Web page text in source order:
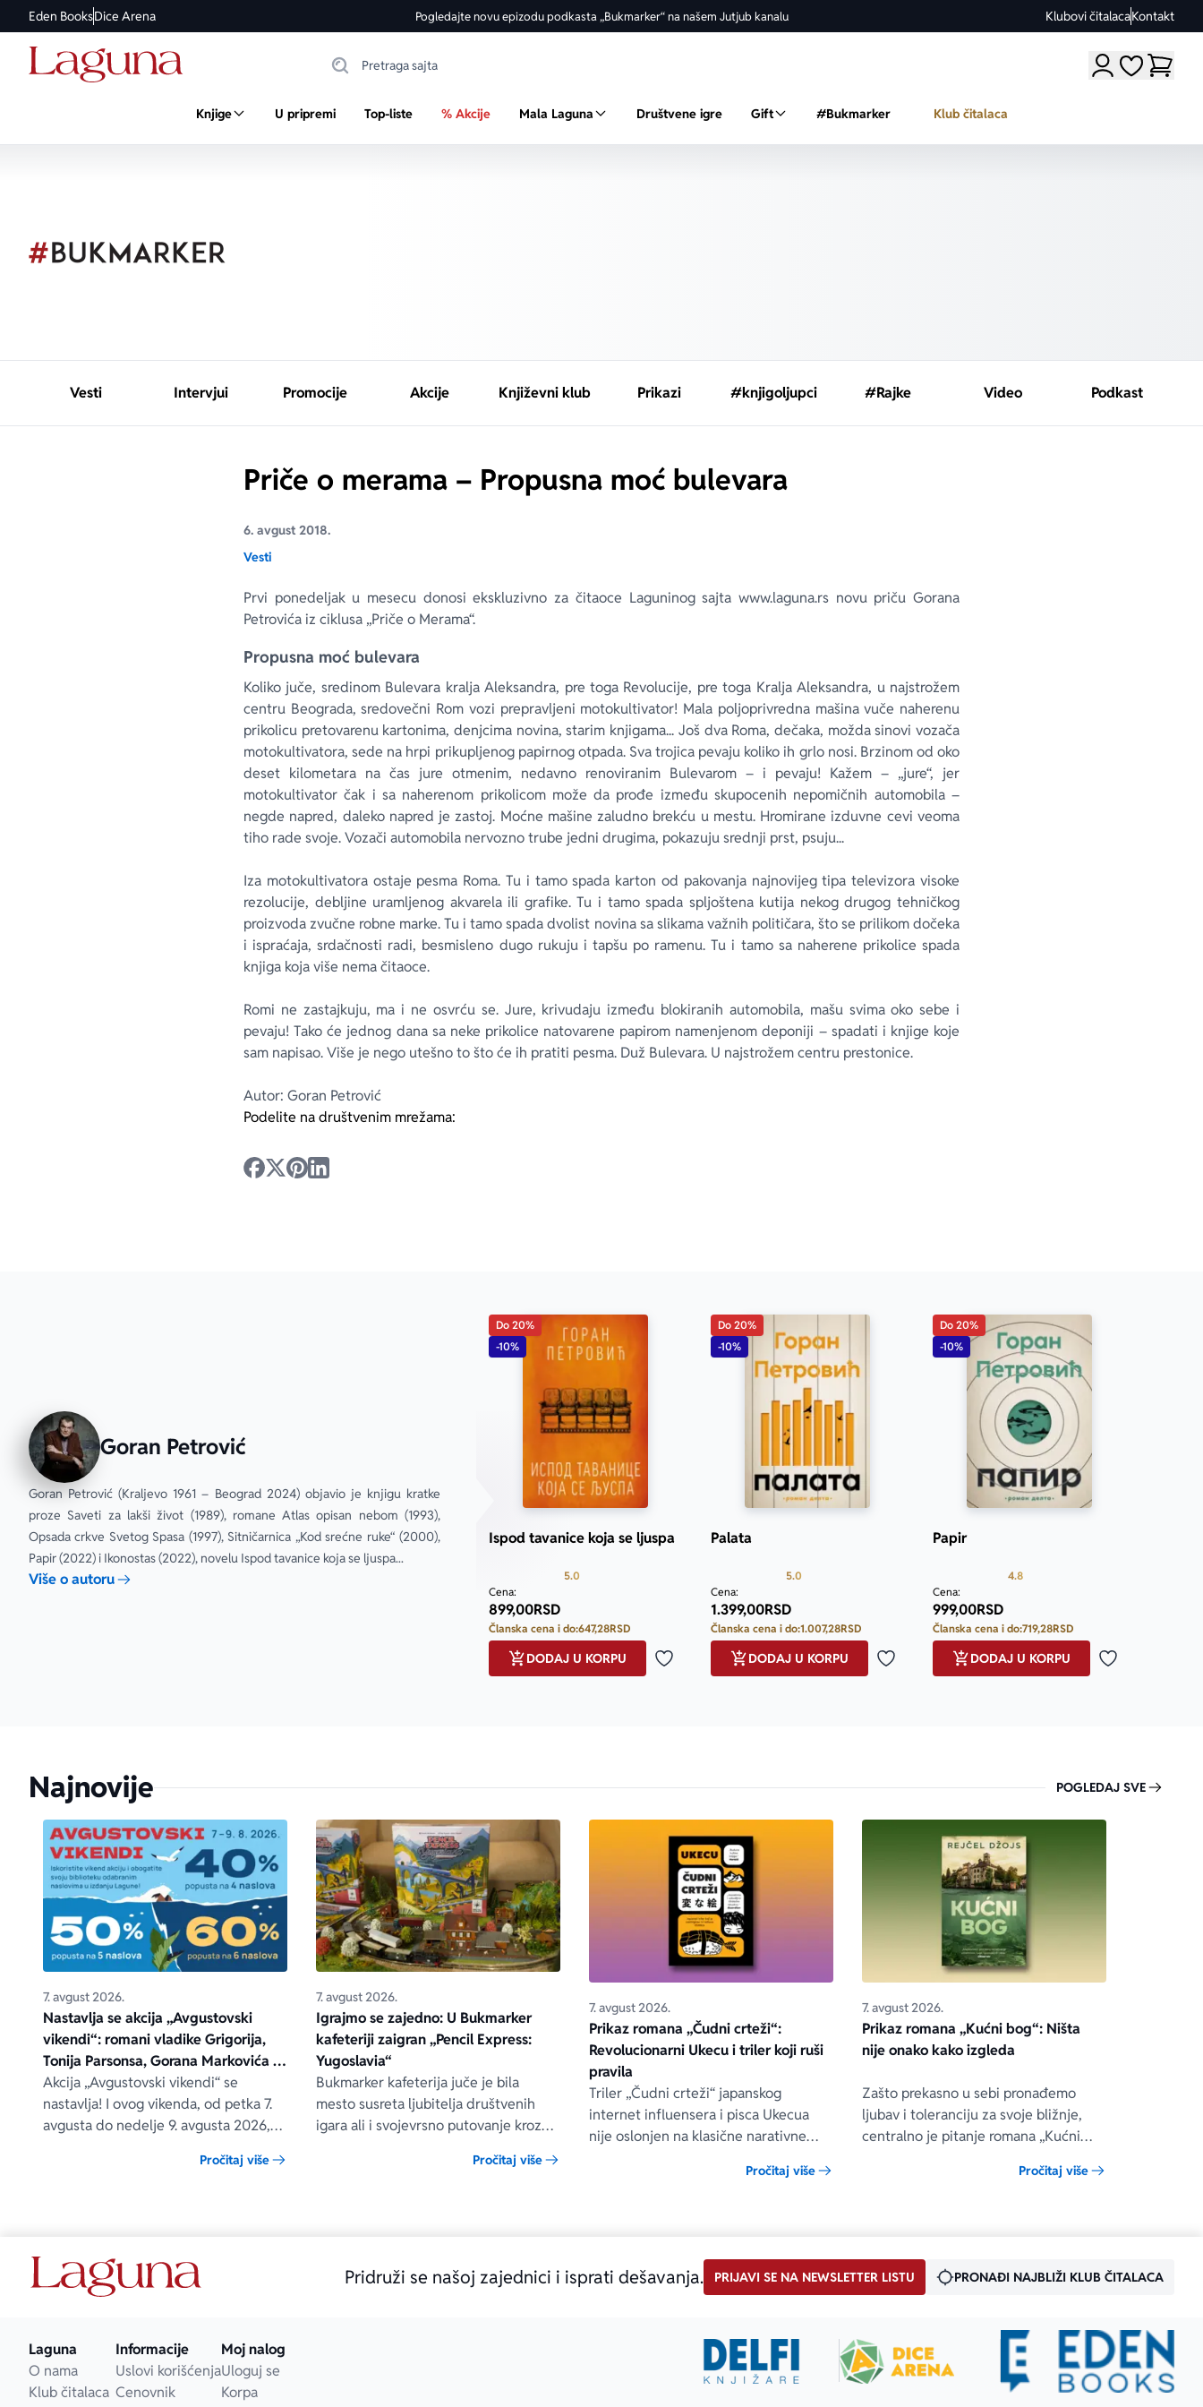
Eden BooksDice Arena Pogledajte novu epizodu podkasta „Bukmarker“ na našem Jutjub kanalu Klubovi čitalacaKontakt
Moji omiljeni
Knjige U pripremi Top-liste % Akcije Mala Laguna Društvene igre Gift #Bukmarker Klub čitalaca
Vesti Intervjui Promocije Akcije Književni klub Prikazi #knjigoljupci #Rajke Video Podkast
Priče o merama – Propusna moć bulevara
6. avgust 2018.
Vesti
Prvi ponedeljak u mesecu donosi ekskluzivno za čitaoce Laguninog sajta www.laguna.rs novu priču Gorana
Petrovića iz ciklusa „Priče o Merama“.
Propusna moć bulevara
Koliko juče, sredinom Bulevara kralja Aleksandra, pre toga Revolucije, pre toga Kralja Aleksandra, u najstrožem
centru Beograda, sredovečni Rom vozi prepravljeni motokultivator! Mala poljoprivredna mašina vuče naherenu
prikolicu pretovarenu kartonima, denjcima novina, starim knjigama... Još dva Roma, dečaka, možda sinovi vozača
motokultivatora, sede na hrpi prikupljenog papirnog otpada. Sva trojica pevaju koliko ih grlo nosi. Brzinom od oko
deset kilometara na čas jure otmenim, nedavno renoviranim Bulevarom – i pevaju! Kažem – „jure“, jer
motokultivator čak i sa naherenom prikolicom može da prođe između skupocenih nepomičnih automobila –
negde napred, daleko napred je zastoj. Moćne mašine zaludno brekću u mestu. Hromirane izduvne cevi veoma
tiho rade svoje. Vozači automobila nervozno trube jedni drugima, pokazuju srednji prst, psuju...
Iza motokultivatora ostaje pesma Roma. Tu i tamo spada karton od pakovanja najnovijeg tipa televizora visoke
rezolucije, debljine uramljenog akvarela ili grafike. Tu i tamo spada spljoštena kutija nekog drugog tehničkog
proizvoda zvučne robne marke. Tu i tamo spada dvolist novina sa slikama važnih političara, što se prilikom dočeka
i ispraćaja, srdačnosti radi, besmisleno dugo rukuju i tapšu po ramenu. Tu i tamo sa naherene prikolice spada
knjiga koja više nema čitaoce.
Romi ne zastajkuju, ma i ne osvrću se. Jure, krivudaju između blokiranih automobila, mašu svima oko sebe i
pevaju! Tako će jednog dana sa neke prikolice natovarene papirom namenjenom deponiji – spadati i knjige koje
sam napisao. Više je nego utešno to što će ih pratiti pesma. Duž Bulevara. U najstrožem centru prestonice.
Autor: Goran Petrović
Podelite na društvenim mrežama:
Goran Petrović
Goran Petrović (Kraljevo 1961 – Beograd 2024) objavio je knjigu kratke
proze Saveti za lakši život (1989), romane Atlas opisan nebom (1993),
Opsada crkve Svetog Spasa (1997), Sitničarnica „Kod srećne ruke“ (2000),
Papir (2022) i Ikonostas (2022), novelu Ispod tavanice koja se ljuspa...
Više o autoru
Do 20%
-10%
Ispod tavanice koja se ljuspa
5.0
Cena:
899,00RSD
Članska cena i do:647,28RSD
Dodaj u omiljene
DODAJ U KORPU
Do 20%
-10%
Palata
5.0
Cena:
1.399,00RSD
Članska cena i do:1.007,28RSD
Dodaj u omiljene
DODAJ U KORPU
Do 20%
-10%
Papir
4.8Prosecna ocena je 4.8 od 5
Cena:
999,00RSD
Članska cena i do:719,28RSD
Dodaj u
DODAJ U KORPU
Najnovije POGLEDAJ SVE
7. avgust 2026.
Nastavlja se akcija „Avgustovski
vikendi“: romani vladike Grigorija,
Tonija Parsonsa, Gorana Markovića i
drugih – na popustu od čak 40, 50 i
60%
Akcija „Avgustovski vikendi“ se
nastavlja! I ovog vikenda, od petka 7.
avgusta do nedelje 9. avgusta 2026,
odabrane Lagunine knjige, i to na
Pročitaj više
7. avgust 2026.
Igrajmo se zajedno: U Bukmarker
kafeteriji zaigran „Pencil Express:
Yugoslavia“
Bukmarker kafeterija juče je bila
mesto susreta ljubitelja društvenih
igara ali i svojevrsno putovanje kroz
Pročitaj više
7. avgust 2026.
Prikaz romana „Čudni crteži“:
Revolucionarni Ukecu i triler koji ruši
pravila
Triler „Čudni crteži“ japanskog
internet influensera i pisca Ukecua
nije oslonjen na klasične narativne
građenja napetosti. Umesto toga, on
istinu od onoga što je izgovoreno.
Pročitaj više
7. avgust 2026.
Prikaz romana „Kućni bog“: Ništa
nije onako kako izgleda
Zašto prekasno u sebi pronađemo
ljubav i toleranciju za svoje bližnje,
centralno je pitanje romana „Kućni
kojem se prepliću teme porodice,
Pročitaj više
Pridruži se našoj zajednici i isprati dešavanja. PRIJAVI SE NA NEWSLETTER LISTU PRONAĐI NAJBLIŽI KLUB ČITALACA
Laguna
O nama
Klub čitalaca
Informacije
Uslovi korišćenja
Cenovnik
Moj nalog
Uloguj se
Korpa